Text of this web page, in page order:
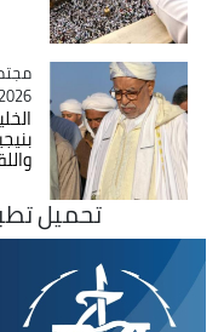
مجتمع
- 18:24
تحميل